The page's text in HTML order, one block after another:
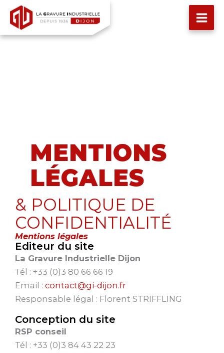
Aller
contenu
MENTIONS
LÉGALES
& POLITIQUE DE
CONFIDENTIALITÉ
Mentions légales
Editeur du site
La Gravure Industrielle Dijon
Tél : +33 (0)3 80 66 66 19
Email : contact@gi-dijon.fr
Responsable légal : Florent STRIFFLING
Conception du site
RSP conseil
Tél : +33 (0)3 84 43 22 23